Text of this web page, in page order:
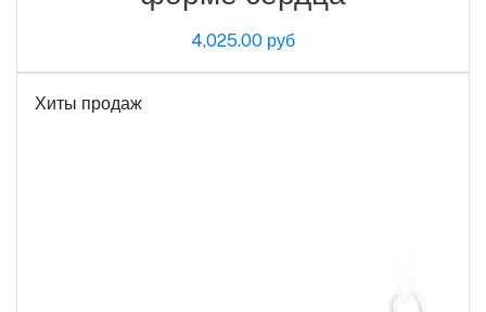
4,025.00 руб
Хиты продаж